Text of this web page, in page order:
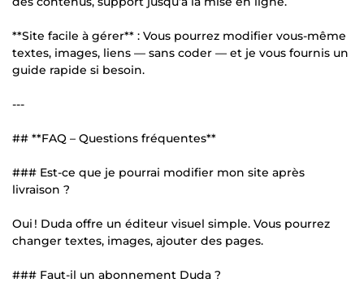
**Site facile à gérer** : Vous pourrez modifier vous-même
textes, images, liens — sans coder — et je vous fournis un
guide rapide si besoin.
---
## **FAQ – Questions fréquentes**
### Est-ce que je pourrai modifier mon site après
livraison ?
Oui ! Duda offre un éditeur visuel simple. Vous pourrez
changer textes, images, ajouter des pages.
### Faut-il un abonnement Duda ?